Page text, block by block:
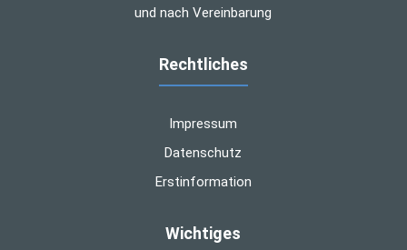
und nach Vereinbarung
Rechtliches
Impressum
Datenschutz
Erstinformation
Wichtiges